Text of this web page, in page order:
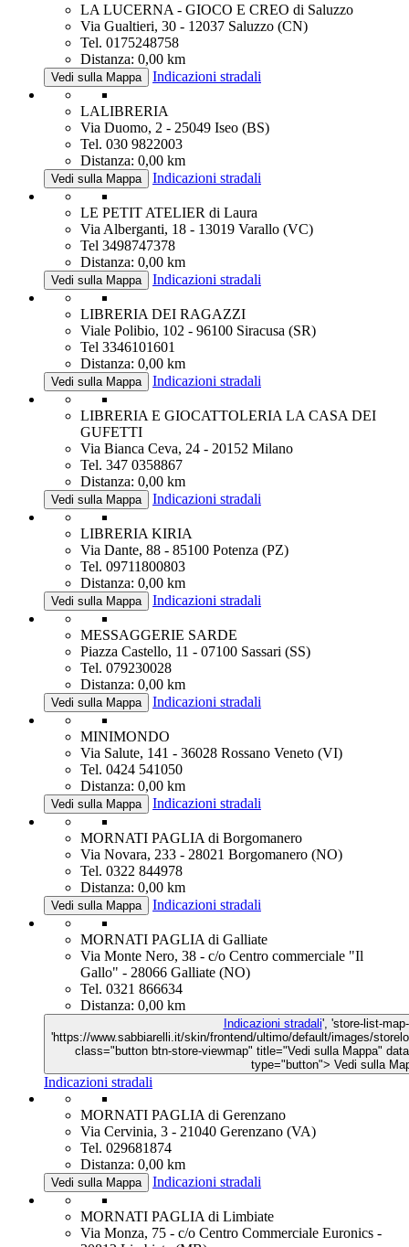
LA LUCERNA - GIOCO E CREO di Saluzzo
Via Gualtieri, 30 - 12037 Saluzzo (CN)
Tel. 0175248758
Distanza: 0,00 km
Vedi sulla Mappa Indicazioni stradali
LALIBRERIA
Via Duomo, 2 - 25049 Iseo (BS)
Tel. 030 9822003
Distanza: 0,00 km
Vedi sulla Mappa Indicazioni stradali
LE PETIT ATELIER di Laura
Via Alberganti, 18 - 13019 Varallo (VC)
Tel 3498747378
Distanza: 0,00 km
Vedi sulla Mappa Indicazioni stradali
LIBRERIA DEI RAGAZZI
Viale Polibio, 102 - 96100 Siracusa (SR)
Tel 3346101601
Distanza: 0,00 km
Vedi sulla Mappa Indicazioni stradali
LIBRERIA E GIOCATTOLERIA LA CASA DEI
GUFETTI
Via Bianca Ceva, 24 - 20152 Milano
Tel. 347 0358867
Distanza: 0,00 km
Vedi sulla Mappa Indicazioni stradali
LIBRERIA KIRIA
Via Dante, 88 - 85100 Potenza (PZ)
Tel. 09711800803
Distanza: 0,00 km
Vedi sulla Mappa Indicazioni stradali
MESSAGGERIE SARDE
Piazza Castello, 11 - 07100 Sassari (SS)
Tel. 079230028
Distanza: 0,00 km
Vedi sulla Mappa Indicazioni stradali
MINIMONDO
Via Salute, 141 - 36028 Rossano Veneto (VI)
Tel. 0424 541050
Distanza: 0,00 km
Vedi sulla Mappa Indicazioni stradali
MORNATI PAGLIA di Borgomanero
Via Novara, 233 - 28021 Borgomanero (NO)
Tel. 0322 844978
Distanza: 0,00 km
Vedi sulla Mappa Indicazioni stradali
MORNATI PAGLIA di Galliate
Via Monte Nero, 38 - c/o Centro commerciale "Il
Gallo" - 28066 Galliate (NO)
Tel. 0321 866634
Distanza: 0,00 km
Indicazioni stradali', 'store-list-
'https://www.sabbiarelli.it/skin/frontend/ultimo/default/images/
class="button btn-store-viewmap" title="Vedi sulla Mappa"
type="button"> Vedi sulla
Indicazioni stradali
MORNATI PAGLIA di Gerenzano
Via Cervinia, 3 - 21040 Gerenzano (VA)
Tel. 029681874
Distanza: 0,00 km
Vedi sulla Mappa Indicazioni stradali
MORNATI PAGLIA di Limbiate
Via Monza, 75 - c/o Centro Commerciale Euronics -